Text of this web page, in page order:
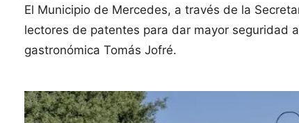
El Municipio de Mercedes, a través de la
lectores de patentes para dar mayor seguridad
gastronómica Tomás Jofré.